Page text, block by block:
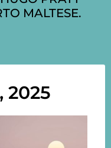
MALTESE.
2025